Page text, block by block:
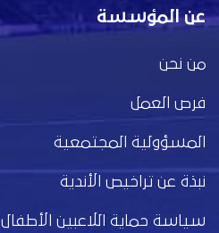
عن المؤسسة
من نحن
فرص العمل
المسؤولية المجتمعية
نبذة عن تراخيص الأندية
سياسة حماية اللاعبين الأطفال